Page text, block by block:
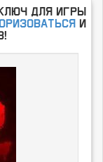
для игры
и